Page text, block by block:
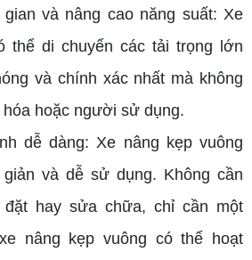
và nâng cao năng suất: Xe
thể di chuyển các tải trọng lớn
và chính xác nhất mà không
hoặc người sử dụng.
dễ dàng: Xe nâng kẹp vuông
và dễ sử dụng. Không cần
hay sửa chữa, chỉ cần một
nâng kẹp vuông có thể hoạt